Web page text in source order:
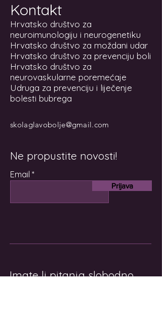
Kontakt
Hrvatsko društvo za
neuroimunologiju i neurogenetiku
Hrvatsko društvo za moždani udar
Hrvatsko društvo za prevenciju boli
Hrvatsko društvo za
neurovaskularne poremećaje
Udruga za prevenciju i liječenje
bolesti bubrega
skolaglavobolje@gmail.com
Ne propustite novosti!
Email
Prijava
Imate li pitanja slobodno